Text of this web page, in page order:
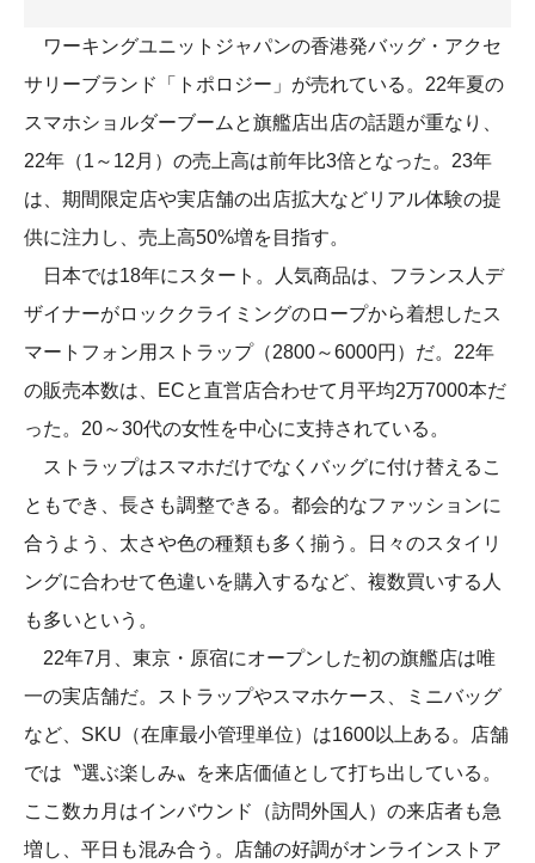
ワーキングユニットジャパンの香港発バッグ・アクセ
サリーブランド「トポロジー」が売れている。22年夏の
スマホショルダーブームと旗艦店出店の話題が重なり、
22年（1～12月）の売上高は前年比3倍となった。23年
は、期間限定店や実店舗の出店拡大などリアル体験の提
供に注力し、売上高50%増を目指す。
日本では18年にスタート。人気商品は、フランス人デ
ザイナーがロッククライミングのロープから着想したス
マートフォン用ストラップ（2800～6000円）だ。22年
の販売本数は、ECと直営店合わせて月平均2万7000本だ
った。20～30代の女性を中心に支持されている。
ストラップはスマホだけでなくバッグに付け替えるこ
ともでき、長さも調整できる。都会的なファッションに
合うよう、太さや色の種類も多く揃う。日々のスタイリ
ングに合わせて色違いを購入するなど、複数買いする人
も多いという。
22年7月、東京・原宿にオープンした初の旗艦店は唯
一の実店舗だ。ストラップやスマホケース、ミニバッグ
など、SKU（在庫最小管理単位）は1600以上ある。店舗
では〝選ぶ楽しみ〟を来店価値として打ち出している。
ここ数カ月はインバウンド（訪問外国人）の来店者も急
増し、平日も混み合う。店舗の好調がオンラインストア